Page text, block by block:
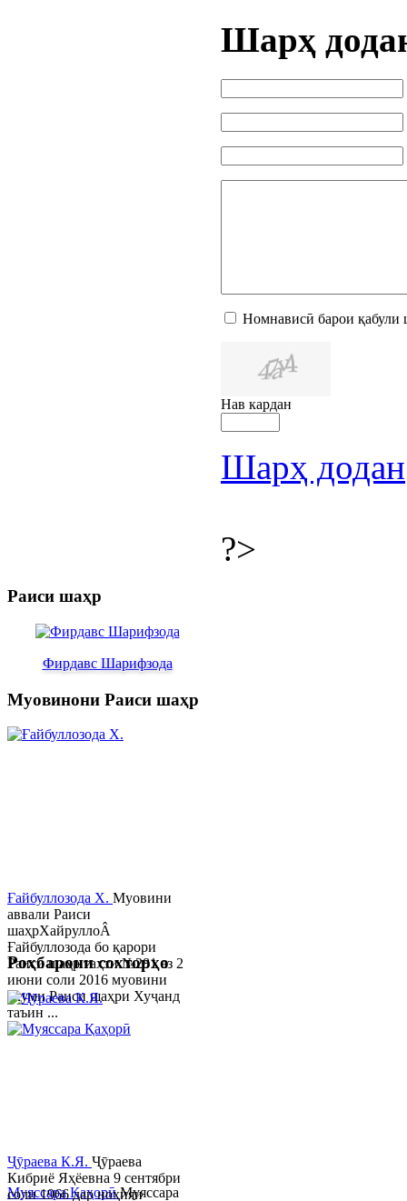
Шарҳ
Номнависӣ барои қабули
Нав кардан
Шарҳ додан
?>
Раиси шаҳр
Фирдавс Шарифзода
Муовинони Раиси шаҳр
Ғайбуллозода Х. Муовини
аввали Раиси
шаҳрХайруллоÂ
Ғайбуллозода бо қарори
Раиси шаҳр таҳти №281 аз 2
июни соли 2016 муовини
якуми Раиси шаҳри Хуҷанд
таъин ...
Муяссара ҚаҳорӣМуяссара
Роҳбарони сохторҳо
Ҷӯраева К.Я. Ҷӯраева
Кибриё Яҳёевна 9 сентябри
соли 1966 дар ноҳияи